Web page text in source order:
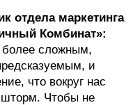
отдела маркетинга
Комбинат»:
более сложным,
и
что вокруг нас
шторм. Чтобы не